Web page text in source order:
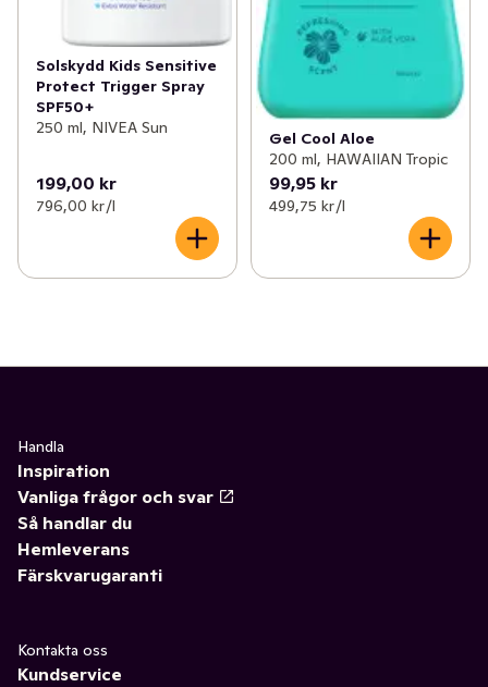
Solskydd Kids Sensitive
Protect Trigger Spray
SPF50+
250 ml, NIVEA Sun
199,00 kr
796,00 kr /l
Gel Cool Aloe
200 ml, HAWAIIAN Tropic
99,95 kr
499,75 kr /l
Handla
Inspiration
Vanliga frågor och svar
Så handlar du
Hemleverans
Färskvarugaranti
Kontakta oss
Kundservice